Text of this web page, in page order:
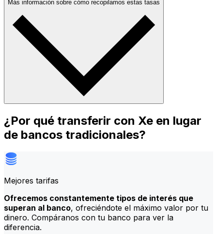
Más información sobre cómo recopilamos estas tasas
¿Por qué transferir con Xe en lugar
de bancos tradicionales?
Mejores tarifas
Ofrecemos constantemente tipos de interés que
superan al banco, ofreciéndote el máximo valor por tu
dinero. Compáranos con tu banco para ver la
diferencia.